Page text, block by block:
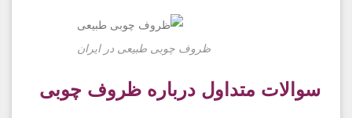
ظروف چوبی طبیعی در ایران
سوالات متداول درباره ظروف چوبی